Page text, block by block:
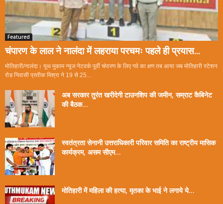
Featured
चंपारण के लाल ने नालंदा में लहराया परचमः पहले ही प्रयास...
मोतिहारी/नालंदा। यूथ मुकाम न्यूज नेटवर्क पूर्वी चंपारण के लिए गर्व का क्षण तब आया जब मोतिहारी स्टेशन
रोड निवासी प्रतीक मिश्रा ने 19 से 25...
अब सरकार तुरंत खरीदेगी टाउनशिप की जमीन, सम्राट कैबिनेट
की बैठक...
स्वतंत्रता सेनानी उत्तराधिकारी परिवार समिति का राष्ट्रीय मासिक
कार्यक्रम, असम सीएम...
मोतिहारी में महिला की हत्या, मृतका के भाई ने लगाये ये...